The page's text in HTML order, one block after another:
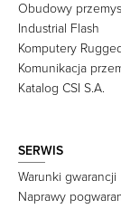
Obudowy
Industrial Flash
Komputery
Komunikacja
Katalog CSI S.A.
SERWIS
Warunki gwarancji
Naprawy